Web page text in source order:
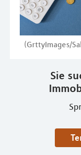
(GrttyImages/
Sie